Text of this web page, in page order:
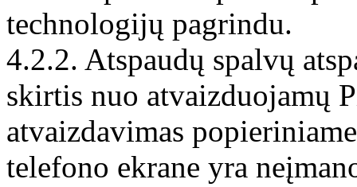
technologijų pagrindu.
4.2.2. Atspaudų spalvų
skirtis nuo atvaizduojamų
atvaizdavimas
telefono ekrane yra